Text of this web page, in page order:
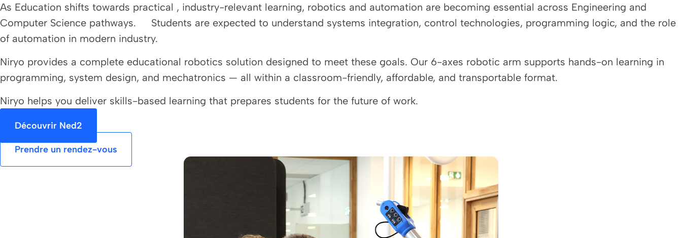
As Education shifts towards practical , industry-relevant learning, robotics and automation are becoming essential across Engineering and
Computer Science pathways. Students are expected to understand systems integration, control technologies, programming logic, and the role
of automation in modern industry.
Niryo provides a complete educational robotics solution designed to meet these goals. Our 6-axes robotic arm supports hands-on learning in
programming, system design, and mechatronics — all within a classroom-friendly, affordable, and transportable format.
Niryo helps you deliver skills-based learning that prepares students for the future of work.
Découvrir Ned2
Prendre un rendez-vous